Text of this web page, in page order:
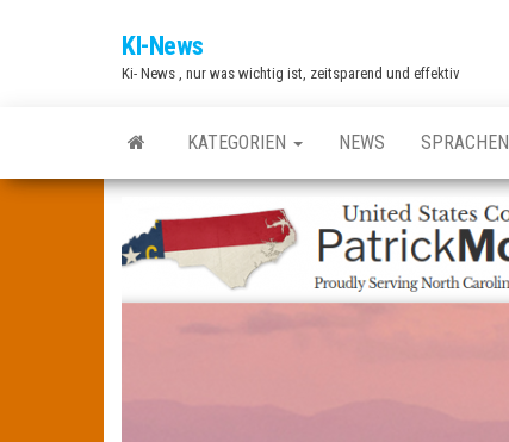
KI-News
Ki- News , nur was wichtig ist, zeitsparend und effektiv
KATEGORIEN NEWS SPRACHEN